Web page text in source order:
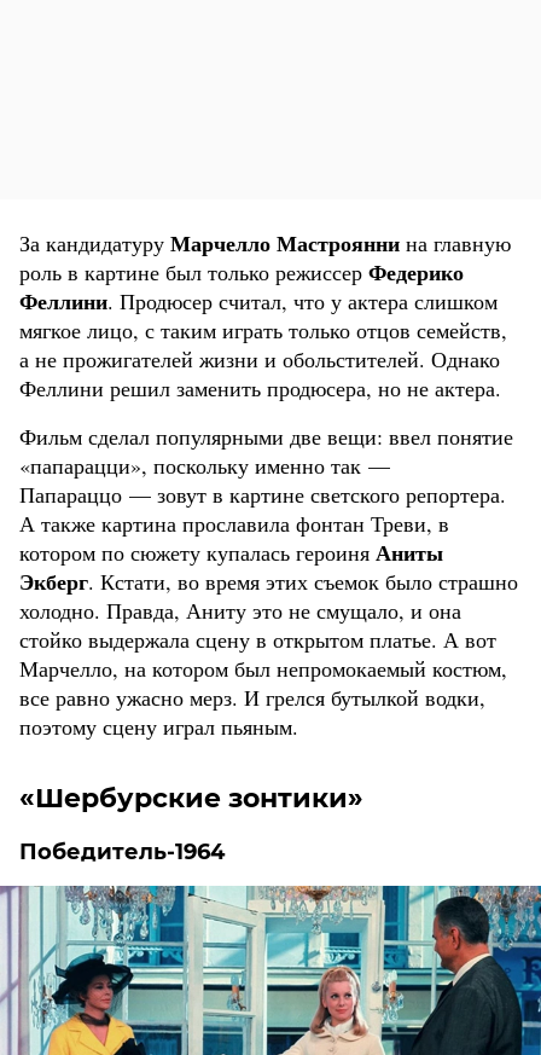
За кандидатуру Марчелло Мастроянни на главную
роль в картине был только режиссер Федерико
Феллини. Продюсер считал, что у актера слишком
мягкое лицо, с таким играть только отцов семейств,
а не прожигателей жизни и обольстителей. Однако
Феллини решил заменить продюсера, но не актера.
Фильм сделал популярными две вещи: ввел понятие
«папарацци», поскольку именно так —
Папараццо — зовут в картине светского репортера.
А также картина прославила фонтан Треви, в
котором по сюжету купалась героиня Аниты
Экберг. Кстати, во время этих съемок было страшно
холодно. Правда, Аниту это не смущало, и она
стойко выдержала сцену в открытом платье. А вот
Марчелло, на котором был непромокаемый костюм,
все равно ужасно мерз. И грелся бутылкой водки,
поэтому сцену играл пьяным.
«Шербурские зонтики»
Победитель-1964